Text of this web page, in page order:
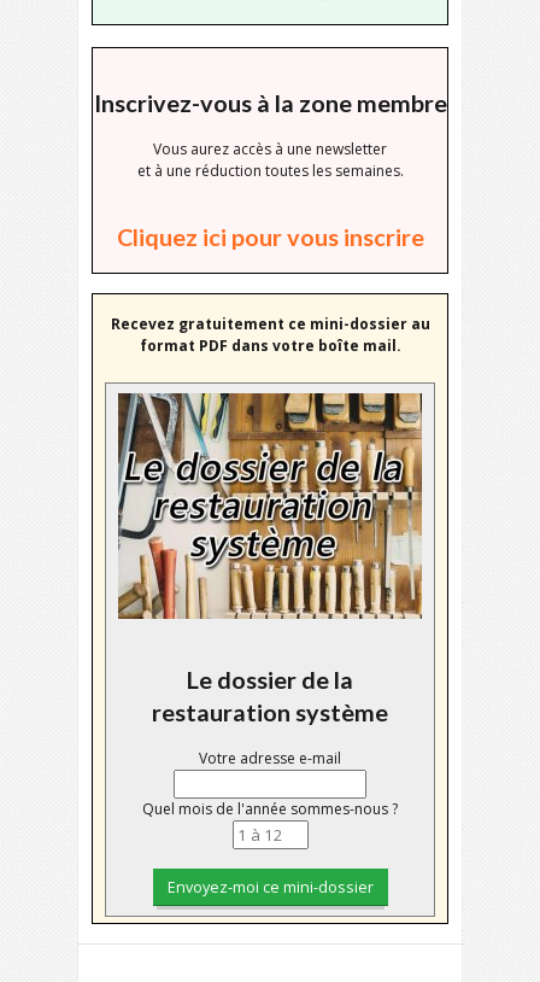
Inscrivez-vous à la zone membre
Vous aurez accès à une newsletter
et à une réduction toutes les semaines.
Cliquez ici pour vous inscrire
Recevez gratuitement ce mini-dossier au
format PDF dans votre boîte mail.
Le dossier de la
restauration système
Votre adresse e-mail
Quel mois de l'année sommes-nous ?